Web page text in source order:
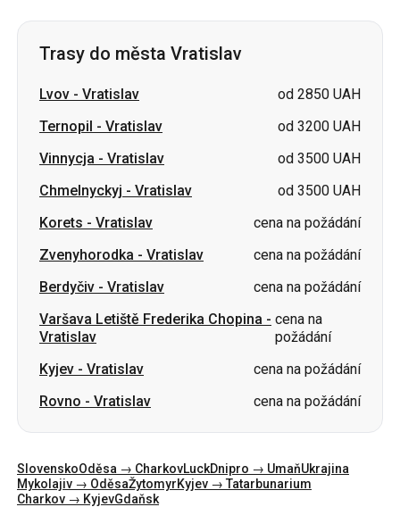
Trasy do města Vratislav
Lvov - Vratislav
od 2850 UAH
Ternopil - Vratislav
od 3200 UAH
Vinnycja - Vratislav
od 3500 UAH
Chmelnyckyj - Vratislav
od 3500 UAH
Korets - Vratislav
cena na požádání
Zvenyhorodka - Vratislav
cena na požádání
Berdyčiv - Vratislav
cena na požádání
Varšava Letiště Frederika Chopina -
Vratislav
cena na
požádání
Kyjev - Vratislav
cena na požádání
Rovno - Vratislav cena na požádání
SlovenskoOděsa → CharkovLuckDnipro → UmaňUkrajina
Mykolajiv → OděsaŽytomyrKyjev → Tatarbunarium
Charkov → KyjevGdaňsk